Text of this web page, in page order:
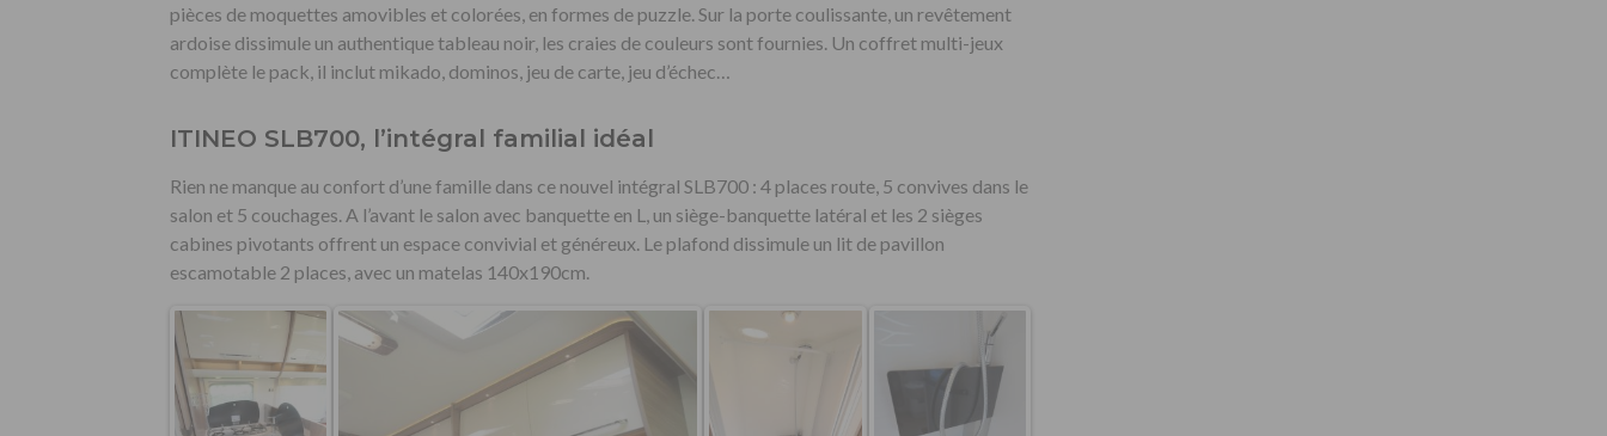
pièces de moquettes amovibles et colorées, en formes de puzzle. Sur la porte coulissante, un revêtement
ardoise dissimule un authentique tableau noir, les craies de couleurs sont fournies. Un coffret multi-jeux
complète le pack, il inclut mikado, dominos, jeu de carte, jeu d’échec…
ITINEO SLB700, l’intégral familial idéal
Rien ne manque au confort d’une famille dans ce nouvel intégral SLB700 : 4 places route, 5 convives dans le
salon et 5 couchages. A l’avant le salon avec banquette en L, un siège-banquette latéral et les 2 sièges
cabines pivotants offrent un espace convivial et généreux. Le plafond dissimule un lit de pavillon
escamotable 2 places, avec un matelas 140x190cm.